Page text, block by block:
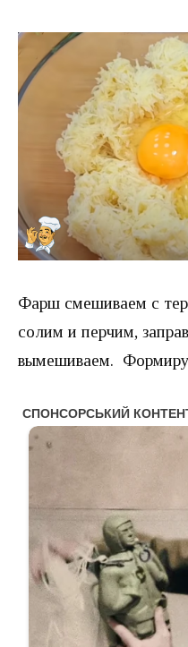
Фарш смешиваем с
солим и перчим,
вымешиваем.